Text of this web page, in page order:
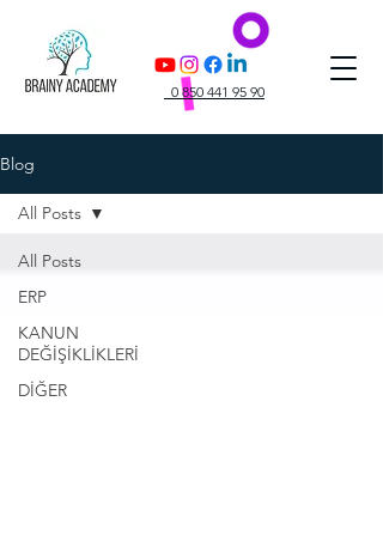
0 850 441 95 90
Blog
All Posts
ERP
KANUN
DEĞİŞİKLİKLERİ
DİĞER
All Posts